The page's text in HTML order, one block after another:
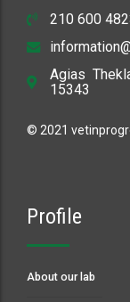
210 600
Agias
15343
© 2021
Profile
About our lab